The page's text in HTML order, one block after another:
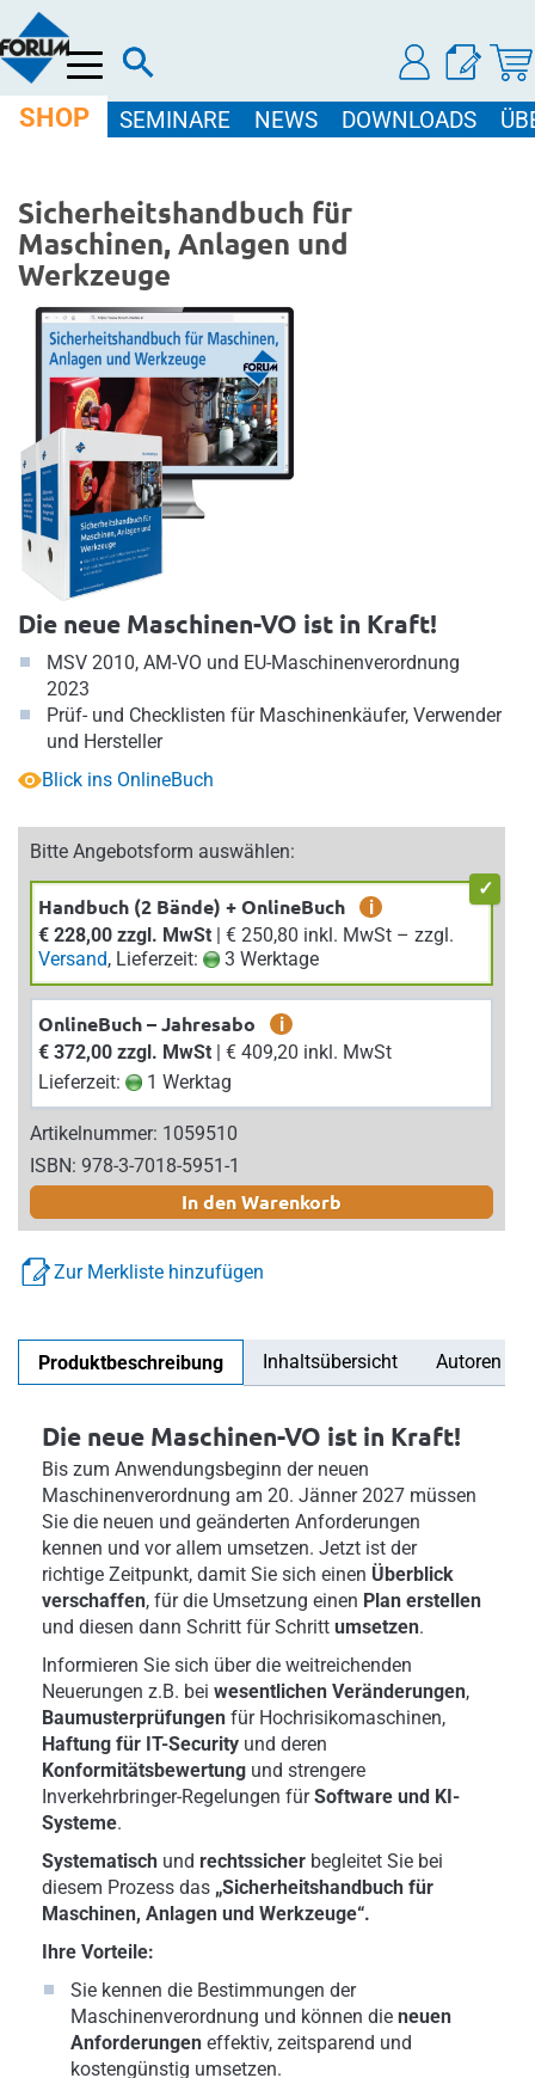
Menü
SHOP SEMINARE NEWS DOWNLOADS
Sicherheitshandbuch für
Maschinen, Anlagen und
Werkzeuge
Die neue Maschinen-VO ist in Kraft!
MSV 2010, AM-VO und EU-Maschinenverordnung
2023
Prüf- und Checklisten für Maschinenkäufer, Verwender
und Hersteller
Blick ins OnlineBuch
Bitte Angebotsform auswählen:
Handbuch (2 Bände) + OnlineBuch
i
€ 228,00 zzgl. MwSt
| € 250,80 inkl. MwSt – zzgl.
Versand, Lieferzeit: 3 Werktage
OnlineBuch – Jahresabo
i
€ 372,00 zzgl. MwSt
| € 409,20 inkl. MwSt
Lieferzeit:
1 Werktag
Artikelnummer: 1059510
ISBN: 978-3-7018-5951-1
In den Warenkorb
Zur Merkliste hinzufügen
Produktbeschreibung Inhaltsübersicht Autoren
Die neue Maschinen-VO ist in Kraft!
Bis zum Anwendungsbeginn der neuen
Maschinenverordnung am 20. Jänner 2027 müssen
Sie die neuen und geänderten Anforderungen
kennen und vor allem umsetzen. Jetzt ist der
richtige Zeitpunkt, damit Sie sich einen Überblick
verschaffen, für die Umsetzung einen Plan erstellen
und diesen dann Schritt für Schritt umsetzen.
Informieren Sie sich über die weitreichenden
Neuerungen z.B. bei wesentlichen Veränderungen,
Baumusterprüfungen für Hochrisikomaschinen,
Haftung für IT-Security und deren
Konformitätsbewertung und strengere
Inverkehrbringer-Regelungen fürSoftware und KI-
Systeme.
Systematisch und rechtssicher begleitet Sie bei
diesem Prozess das „Sicherheitshandbuch für
Maschinen, Anlagen und Werkzeuge“.
Ihre Vorteile:
Sie kennen die Bestimmungen der
Maschinenverordnung und können die neuen
Anforderungen effektiv, zeitsparend und
kostengünstig umsetzen.